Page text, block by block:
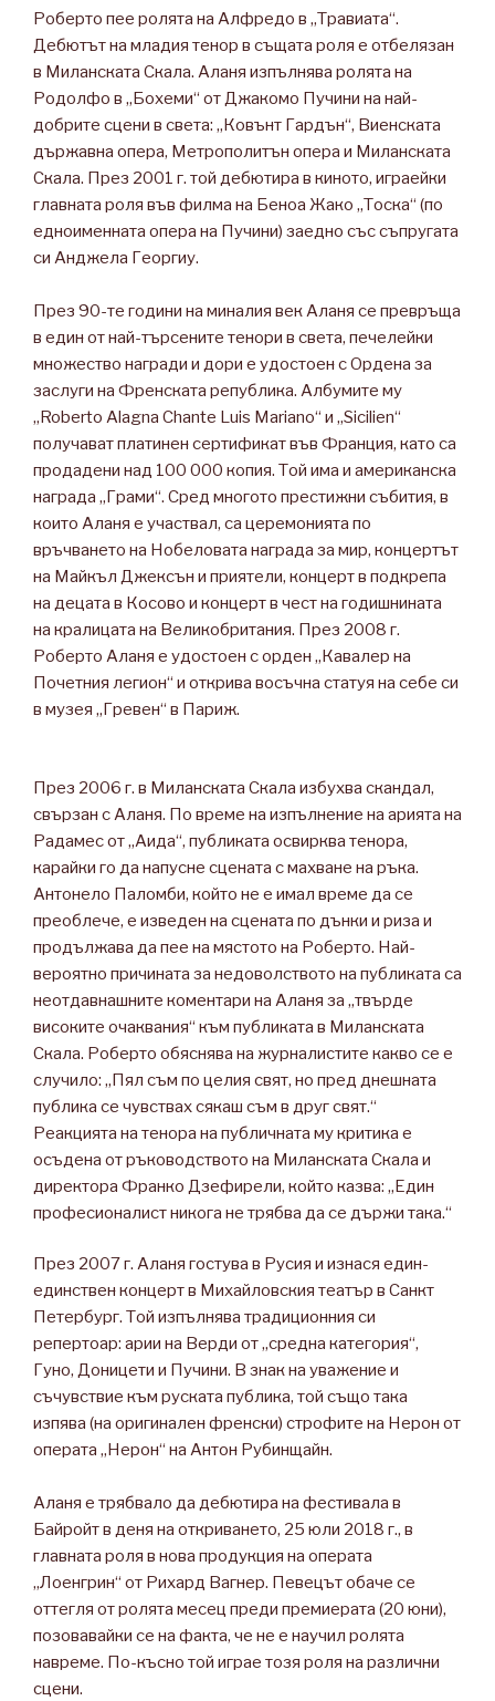
Роберто пее ролята на Алфредо в „Травиата“.
Дебютът на младия тенор в същата роля е отбелязан
в Миланската Скала. Аланя изпълнява ролята на
Родолфо в „Бохеми“ от Джакомо Пучини на най-
добрите сцени в света: „Ковънт Гардън“, Виенската
държавна опера, Метрополитън опера и Миланската
Скала. През 2001 г. той дебютира в киното, играейки
главната роля във филма на Беноа Жако „Тоска“ (по
едноименната опера на Пучини) заедно със съпругата
си Анджела Георгиу.
През 90-те години на миналия век Аланя се превръща
в един от най-търсените тенори в света, печелейки
множество награди и дори е удостоен с Ордена за
заслуги на Френската република. Албумите му
„Roberto Alagna Chante Luis Mariano“ и „Sicilien“
получават платинен сертификат във Франция, като са
продадени над 100 000 копия. Той има и американска
награда „Грами“. Сред многото престижни събития, в
които Аланя е участвал, са церемонията по
връчването на Нобеловата награда за мир, концертът
на Майкъл Джексън и приятели, концерт в подкрепа
на децата в Косово и концерт в чест на годишнината
на кралицата на Великобритания. През 2008 г.
Роберто Аланя е удостоен с орден „Кавалер на
Почетния легион“ и открива восъчна статуя на себе си
в музея „Гревен“ в Париж.
През 2006 г. в Миланската Скала избухва скандал,
свързан с Аланя. По време на изпълнение на арията на
Радамес от „Аида“, публиката освирква тенора,
карайки го да напусне сцената с махване на ръка.
Антонело Паломби, който не е имал време да се
преоблече, е изведен на сцената по дънки и риза и
продължава да пее на мястото на Роберто. Най-
вероятно причината за недоволството на публиката са
неотдавнашните коментари на Аланя за „твърде
високите очаквания“ към публиката в Миланската
Скала. Роберто обяснява на журналистите какво се е
случило: „Пял съм по целия свят, но пред днешната
публика се чувствах сякаш съм в друг свят.“
Реакцията на тенора на публичната му критика е
осъдена от ръководството на Миланската Скала и
директора Франко Дзефирели, който казва: „Един
професионалист никога не трябва да се държи така.“
През 2007 г. Аланя гостува в Русия и изнася един-
единствен концерт в Михайловския театър в Санкт
Петербург. Той изпълнява традиционния си
репертоар: арии на Верди от „средна категория“,
Гуно, Доницети и Пучини. В знак на уважение и
съчувствие към руската публика, той също така
изпява (на оригинален френски) строфите на Нерон от
операта „Нерон“ на Антон Рубинщайн.
Аланя е трябвало да дебютира на фестивала в
Байройт в деня на откриването, 25 юли 2018 г., в
главната роля в нова продукция на операта
„Лоенгрин“ от Рихард Вагнер. Певецът обаче се
оттегля от ролята месец преди премиерата (20 юни),
позовавайки се на факта, че не е научил ролята
навреме. По-късно той играе тозя роля на различни
сцени.